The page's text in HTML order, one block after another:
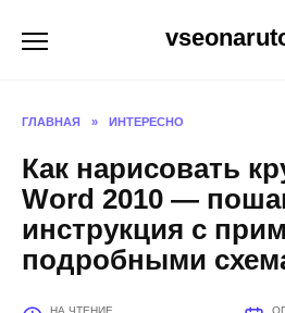
ГЛАВНАЯ » ИНТЕРЕСНО
Как нарисовать
Word 2010 —
инструкция с
подробными
НА ЧТЕНИЕ